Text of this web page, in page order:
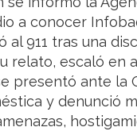
a conocer
al 911 tras una
relato, escaló en
presentó ante la
y denunció